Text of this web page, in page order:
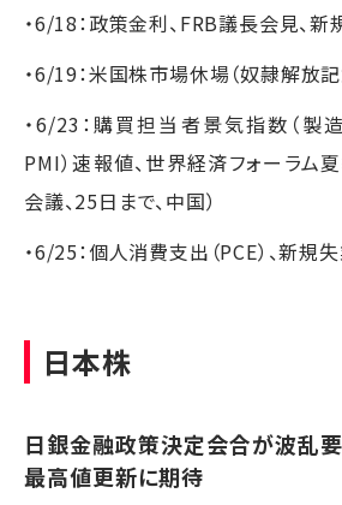
・6/18：政策金利、FRB議長会見、
・6/19：米国株市場休場（奴隷解放記
・6/23：購買担当者景気指数（製
PMI）速報値、世界経済フォーラム
会議、25日まで、中国）
・6/25：個人消費支出（PCE）、新
日本株
日銀金融政策決定会合が波乱
最高値更新に期待